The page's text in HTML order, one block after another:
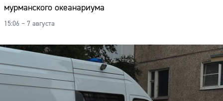
мурманского океанариума
15:06 – 7 августа